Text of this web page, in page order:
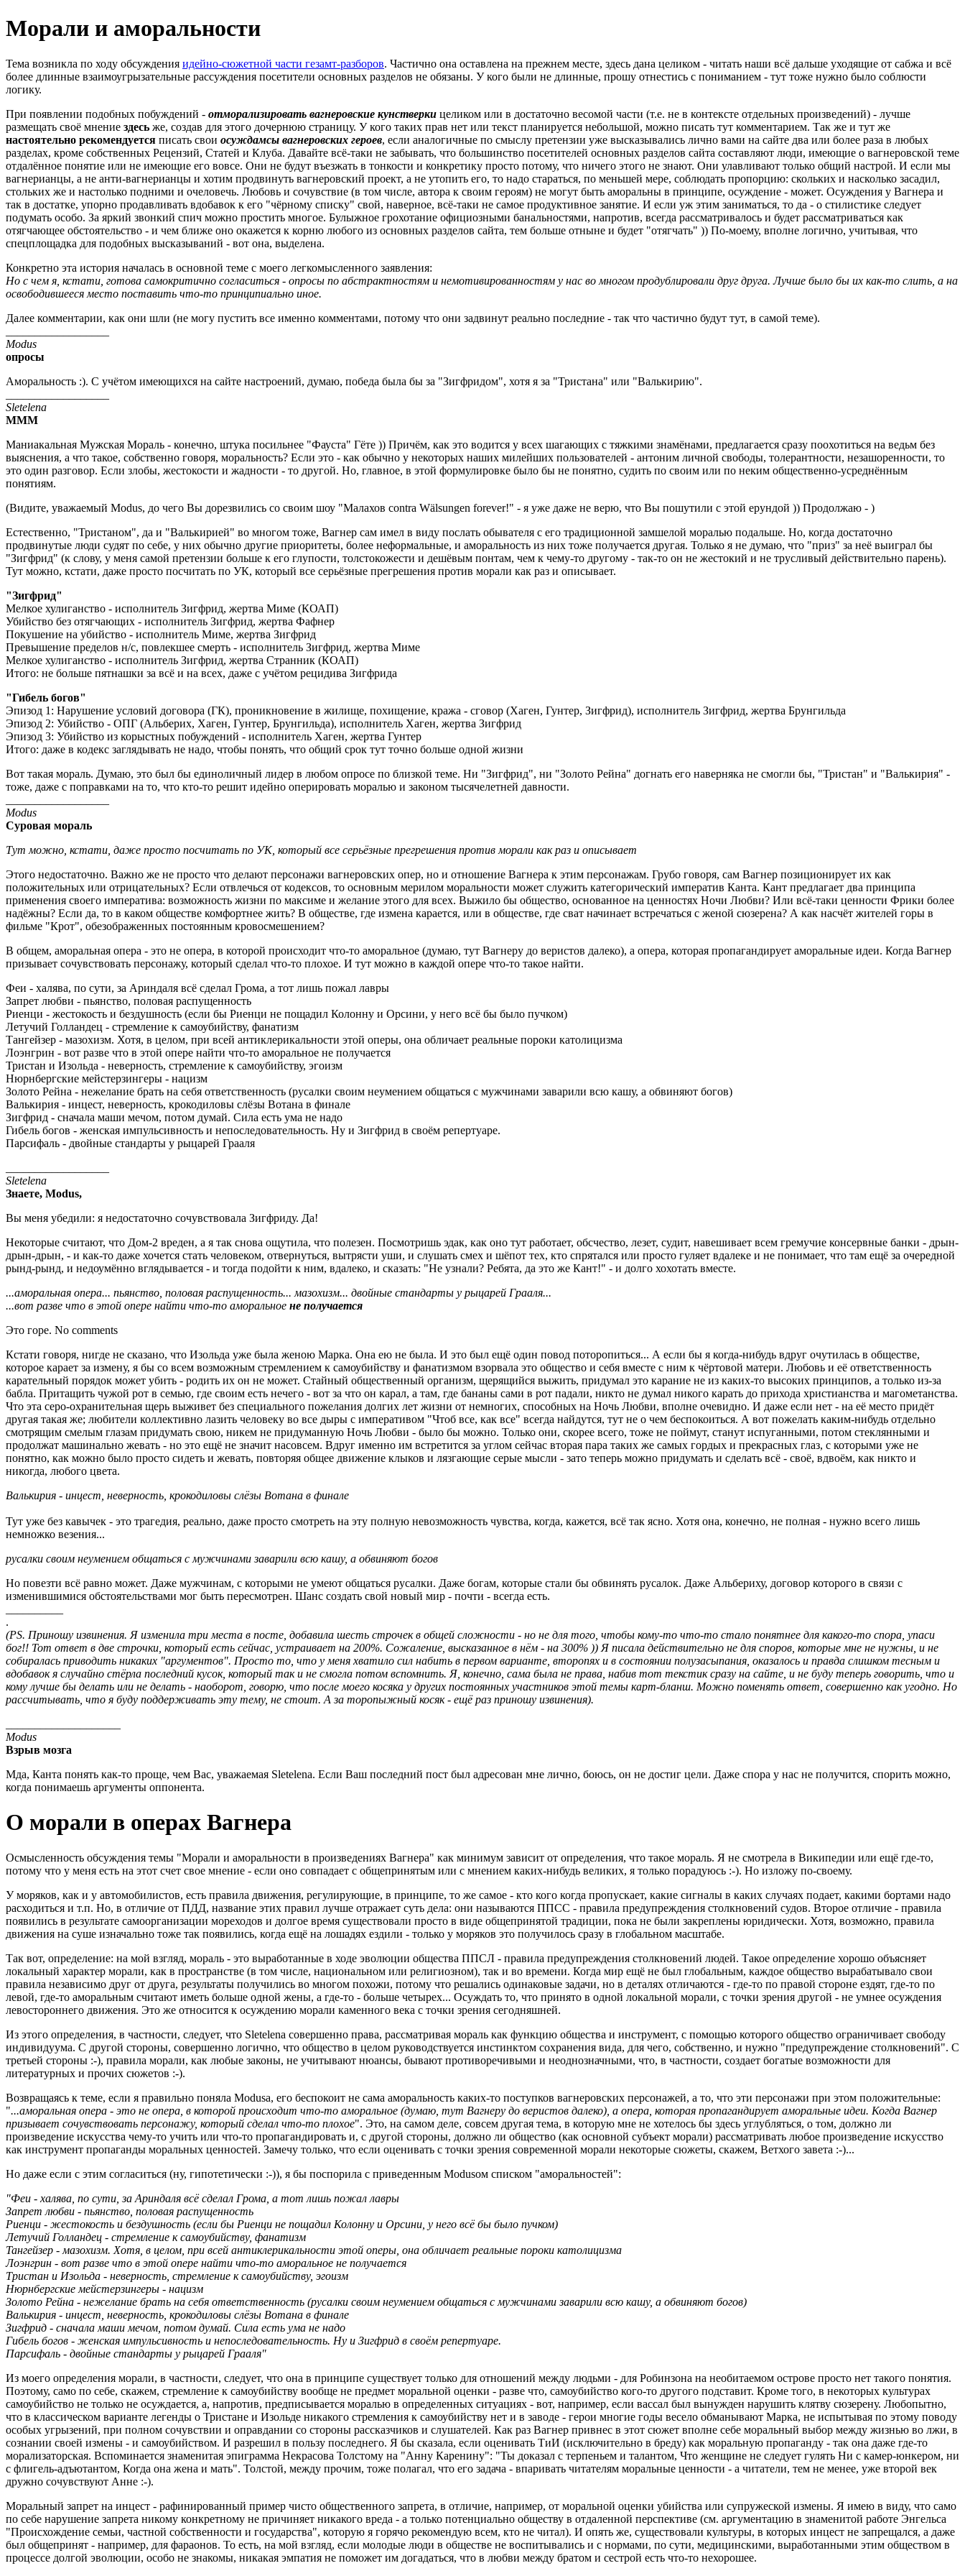
Морали и аморальности
Тема возникла по ходу обсуждения идейно-сюжетной части гезамт-разборов. Частично она оставлена на прежнем месте, здесь дана целиком - читать наши всё дальше уходящие от сабжа и всё
более длинные взаимоугрызательные рассуждения посетители основных разделов не обязаны. У кого были не длинные, прошу отнестись с пониманием - тут тоже нужно было соблюсти
логику.
При появлении подобных побуждений - отморализировать вагнеровские кунстверки целиком или в достаточно весомой части (т.е. не в контексте отдельных произведений) - лучше
размещать своё мнение здесь же, создав для этого дочернюю страницу. У кого таких прав нет или текст планируется небольшой, можно писать тут комментарием. Так же и тут же
настоятельно рекомендуется писать свои осуждамсы вагнеровских героев, если аналогичные по смыслу претензии уже высказывались лично вами на сайте два или более раза в любых
разделах, кроме собственных Рецензий, Статей и Клуба. Давайте всё-таки не забывать, что большинство посетителей основных разделов сайта составляют люди, имеющие о вагнеровской теме
отдалённое понятие или не имеющие его вовсе. Они не будут въезжать в тонкости и конкретику просто потому, что ничего этого не знают. Они улавливают только общий настрой. И если мы
вагнерианцы, а не анти-вагнерианцы и хотим продвинуть вагнеровский проект, а не утопить его, то надо стараться, по меньшей мере, соблюдать пропорцию: скольких и насколько засадил,
стольких же и настолько подними и очеловечь. Любовь и сочувствие (в том числе, автора к своим героям) не могут быть аморальны в принципе, осуждение - может. Осуждения у Вагнера и
так в достатке, упорно продавливать вдобавок к его "чёрному списку" свой, наверное, всё-таки не самое продуктивное занятие. И если уж этим заниматься, то да - о стилистике следует
подумать особо. За яркий звонкий спич можно простить многое. Булыжное грохотание официозными банальностями, напротив, всегда рассматривалось и будет рассматриваться как
отягчающее обстоятельство - и чем ближе оно окажется к корню любого из основных разделов сайта, тем больше отныне и будет "отягчать" )) По-моему, вполне логично, учитывая, что
спецплощадка для подобных высказываний - вот она, выделена.
Конкретно эта история началась в основной теме с моего легкомысленного заявления:
Но с чем я, кстати, готова самокритично согласиться - опросы по абстрактностям и немотивированностям у нас во многом продублировали друг друга. Лучше было бы их как-то слить, а на
освободившееся место поставить что-то принципиально иное.
Далее комментарии, как они шли (не могу пустить все именно комментами, потому что они задвинут реально последние - так что частично будут тут, в самой теме).
Modus
опросы
Аморальность :). С учётом имеющихся на сайте настроений, думаю, победа была бы за "Зигфридом", хотя я за "Тристана" или "Валькирию".
Sletelena
МММ
Маниакальная Мужская Мораль - конечно, штука посильнее "Фауста" Гёте )) Причём, как это водится у всех шагающих с тяжкими знамёнами, предлагается сразу поохотиться на ведьм без
выяснения, а что такое, собственно говоря, моральность? Если это - как обычно у некоторых наших милейших пользователей - антоним личной свободы, толерантности, незашоренности, то
это один разговор. Если злобы, жестокости и жадности - то другой. Но, главное, в этой формулировке было бы не понятно, судить по своим или по неким общественно-усреднённым
понятиям.
(Видите, уважаемый Modus, до чего Вы дорезвились со своим шоу "Малахов contra Wälsungen forever!" - я уже даже не верю, что Вы пошутили с этой ерундой )) Продолжаю - )
Естественно, "Тристаном", да и "Валькирией" во многом тоже, Вагнер сам имел в виду послать обывателя с его традиционной замшелой моралью подальше. Но, когда достаточно
продвинутые люди судят по себе, у них обычно другие приоритеты, более неформальные, и аморальность из них тоже получается другая. Только я не думаю, что "приз" за неё выиграл бы
"Зигфрид" (к слову, у меня самой претензии больше к его глупости, толстокожести и дешёвым понтам, чем к чему-то другому - так-то он не жестокий и не трусливый действительно парень).
Тут можно, кстати, даже просто посчитать по УК, который все серьёзные прегрешения против морали как раз и описывает.
"Зигфрид"
Мелкое хулиганство - исполнитель Зигфрид, жертва Миме (КОАП)
Убийство без отягчающих - исполнитель Зигфрид, жертва Фафнер
Покушение на убийство - исполнитель Миме, жертва Зигфрид
Превышение пределов н/с, повлекшее смерть - исполнитель Зигфрид, жертва Миме
Мелкое хулиганство - исполнитель Зигфрид, жертва Странник (КОАП)
Итого: не больше пятнашки за всё и на всех, даже с учётом рецидива Зигфрида
"Гибель богов"
Эпизод 1: Нарушение условий договора (ГК), проникновение в жилище, похищение, кража - сговор (Хаген, Гунтер, Зигфрид), исполнитель Зигфрид, жертва Брунгильда
Эпизод 2: Убийство - ОПГ (Альберих, Хаген, Гунтер, Брунгильда), исполнитель Хаген, жертва Зигфрид
Эпизод 3: Убийство из корыстных побуждений - исполнитель Хаген, жертва Гунтер
Итого: даже в кодекс заглядывать не надо, чтобы понять, что общий срок тут точно больше одной жизни
Вот такая мораль. Думаю, это был бы единоличный лидер в любом опросе по близкой теме. Ни "Зигфрид", ни "Золото Рейна" догнать его наверняка не смогли бы, "Тристан" и "Валькирия" -
тоже, даже с поправками на то, что кто-то решит идейно оперировать моралью и законом тысячелетней давности.
Modus
Суровая мораль
Тут можно, кстати, даже просто посчитать по УК, который все серьёзные прегрешения против морали как раз и описывает
Этого недостаточно. Важно же не просто что делают персонажи вагнеровских опер, но и отношение Вагнера к этим персонажам. Грубо говоря, сам Вагнер позиционирует их как
положительных или отрицательных? Если отвлечься от кодексов, то основным мерилом моральности может служить категорический императив Канта. Кант предлагает два принципа
применения своего императива: возможность жизни по максиме и желание этого для всех. Выжило бы общество, основанное на ценностях Ночи Любви? Или всё-таки ценности Фрики более
надёжны? Если да, то в каком обществе комфортнее жить? В обществе, где измена карается, или в обществе, где сват начинает встречаться с женой сюзерена? А как насчёт жителей горы в
фильме "Крот", обезображенных постоянным кровосмешением?
В общем, аморальная опера - это не опера, в которой происходит что-то аморальное (думаю, тут Вагнеру до веристов далеко), а опера, которая пропагандирует аморальные идеи. Когда Вагнер
призывает сочувствовать персонажу, который сделал что-то плохое. И тут можно в каждой опере что-то такое найти.
Феи - халява, по сути, за Ариндаля всё сделал Грома, а тот лишь пожал лавры
Запрет любви - пьянство, половая распущенность
Риенци - жестокость и бездушность (если бы Риенци не пощадил Колонну и Орсини, у него всё бы было пучком)
Летучий Голландец - стремление к самоубийству, фанатизм
Тангейзер - мазохизм. Хотя, в целом, при всей антиклерикальности этой оперы, она обличает реальные пороки католицизма
Лоэнгрин - вот разве что в этой опере найти что-то аморальное не получается
Тристан и Изольда - неверность, стремление к самоубийству, эгоизм
Нюрнбергские мейстерзингеры - нацизм
Золото Рейна - нежелание брать на себя ответственность (русалки своим неумением общаться с мужчинами заварили всю кашу, а обвиняют богов)
Валькирия - инцест, неверность, крокодиловы слёзы Вотана в финале
Зигфрид - сначала маши мечом, потом думай. Сила есть ума не надо
Гибель богов - женская импульсивность и непоследовательность. Ну и Зигфрид в своём репертуаре.
Парсифаль - двойные стандарты у рыцарей Грааля
Sletelena
Знаете, Modus,
Вы меня убедили: я недостаточно сочувствовала Зигфриду. Да!
Некоторые считают, что Дом-2 вреден, а я так снова ощутила, что полезен. Посмотришь эдак, как оно тут работает, обсчество, лезет, судит, навешивает всем гремучие консервные банки - дрын-
дрын-дрын, - и как-то даже хочется стать человеком, отвернуться, вытрясти уши, и слушать смех и шёпот тех, кто спрятался или просто гуляет вдалеке и не понимает, что там ещё за очередной
рынд-рынд, и недоумённо вглядывается - и тогда подойти к ним, вдалеко, и сказать: "Не узнали? Ребята, да это же Кант!" - и долго хохотать вместе.
...аморальная опера... пьянство, половая распущенность... мазохизм... двойные стандарты у рыцарей Грааля...
...вот разве что в этой опере найти что-то аморальное не получается
Это горе. No comments
Кстати говоря, нигде не сказано, что Изольда уже была женою Марка. Она ею не была. И это был ещё один повод поторопиться... А если бы я когда-нибудь вдруг очутилась в обществе,
которое карает за измену, я бы со всем возможным стремлением к самоубийству и фанатизмом взорвала это общество и себя вместе с ним к чёртовой матери. Любовь и её ответственность
карательный порядок может убить - родить их он не может. Стайный общественный организм, щерящийся выжить, придумал это карание не из каких-то высоких принципов, а только из-за
бабла. Притащить чужой рот в семью, где своим есть нечего - вот за что он карал, а там, где бананы сами в рот падали, никто не думал никого карать до прихода христианства и магометанства.
Что эта серо-охранительная щерь выживет без специального пожелания долгих лет жизни от немногих, способных на Ночь Любви, вполне очевидно. И даже если нет - на её место придёт
другая такая же; любители коллективно лазить человеку во все дыры с императивом "Чтоб все, как все" всегда найдутся, тут не о чем беспокоиться. А вот пожелать каким-нибудь отдельно
смотрящим смелым глазам придумать свою, никем не придуманную Ночь Любви - было бы можно. Только они, скорее всего, тоже не поймут, станут испуганными, потом стеклянными и
продолжат машинально жевать - но это ещё не значит насовсем. Вдруг именно им встретится за углом сейчас вторая пара таких же самых гордых и прекрасных глаз, с которыми уже не
понятно, как можно было просто сидеть и жевать, повторяя общее движение клыков и лязгающие серые мысли - зато теперь можно придумать и сделать всё - своё, вдвоём, как никто и
никогда, любого цвета.
Валькирия - инцест, неверность, крокодиловы слёзы Вотана в финале
Тут уже без кавычек - это трагедия, реально, даже просто смотреть на эту полную невозможность чувства, когда, кажется, всё так ясно. Хотя она, конечно, не полная - нужно всего лишь
немножко везения...
русалки своим неумением общаться с мужчинами заварили всю кашу, а обвиняют богов
Но повезти всё равно может. Даже мужчинам, с которыми не умеют общаться русалки. Даже богам, которые стали бы обвинять русалок. Даже Альбериху, договор которого в связи с
изменившимися обстоятельствами мог быть пересмотрен. Шанс создать свой новый мир - почти - всегда есть.
.
(PS. Приношу извинения. Я изменила три места в посте, добавила шесть строчек в общей сложности - но не для того, чтобы кому-то что-то стало понятнее для какого-то спора, упаси
бог!! Тот ответ в две строчки, который есть сейчас, устраивает на 200%. Сожаление, высказанное в нём - на 300% )) Я писала действительно не для споров, которые мне не нужны, и не
собиралась приводить никаких "аргументов". Просто то, что у меня хватило сил набить в первом варианте, второпях и в состоянии полузасыпания, оказалось и правда слишком тесным и
вдобавок я случайно стёрла последний кусок, который так и не смогла потом вспомнить. Я, конечно, сама была не права, набив тот текстик сразу на сайте, и не буду теперь говорить, что и
кому лучше бы делать или не делать - наоборот, говорю, что после моего косяка у других постоянных участников этой темы карт-бланш. Можно поменять ответ, совершенно как угодно. Но
рассчитывать, что я буду поддерживать эту тему, не стоит. А за торопыжный косяк - ещё раз приношу извинения).
Modus
Взрыв мозга
Мда, Канта понять как-то проще, чем Вас, уважаемая Sletelena. Если Ваш последний пост был адресован мне лично, боюсь, он не достиг цели. Даже спора у нас не получится, спорить можно,
когда понимаешь аргументы оппонента.
О морали в операх Вагнера
Осмысленность обсуждения темы "Морали и аморальности в произведениях Вагнера" как минимум зависит от определения, что такое мораль. Я не смотрела в Википедии или ещё где-то,
потому что у меня есть на этот счет свое мнение - если оно совпадает с общепринятым или с мнением каких-нибудь великих, я только порадуюсь :-). Но изложу по-своему.
У моряков, как и у автомобилистов, есть правила движения, регулирующие, в принципе, то же самое - кто кого когда пропускает, какие сигналы в каких случаях подает, какими бортами надо
расходиться и т.п. Но, в отличие от ПДД, название этих правил лучше отражает суть дела: они называются ППСС - правила предупреждения столкновений судов. Второе отличие - правила
появились в результате самоорганизации мореходов и долгое время существовали просто в виде общепринятой традиции, пока не были закреплены юридически. Хотя, возможно, правила
движения на суше изначально тоже так появились, когда ещё на лошадях ездили - только у моряков это получилось сразу в глобальном масштабе.
Так вот, определение: на мой взгляд, мораль - это выработанные в ходе эволюции общества ППСЛ - правила предупреждения столкновений людей. Такое определение хорошо объясняет
локальный характер морали, как в пространстве (в том числе, национальном или религиозном), так и во времени. Когда мир ещё не был глобальным, каждое общество вырабатывало свои
правила независимо друг от друга, результаты получились во многом похожи, потому что решались одинаковые задачи, но в деталях отличаются - где-то по правой стороне ездят, где-то по
левой, где-то аморальным считают иметь больше одной жены, а где-то - больше четырех... Осуждать то, что принято в одной локальной морали, с точки зрения другой - не умнее осуждения
левостороннего движения. Это же относится к осуждению морали каменного века с точки зрения сегодняшней.
Из этого определения, в частности, следует, что Sletelena совершенно права, рассматривая мораль как функцию общества и инструмент, с помощью которого общество ограничивает свободу
индивидуума. С другой стороны, совершенно логично, что общество в целом руководствуется инстинктом сохранения вида, для чего, собственно, и нужно "предупреждение столкновений". С
третьей стороны :-), правила морали, как любые законы, не учитывают нюансы, бывают противоречивыми и неоднозначными, что, в частности, создает богатые возможности для
литературных и прочих сюжетов :-).
Возвращаясь к теме, если я правильно поняла Modusа, его беспокоит не сама аморальность каких-то поступков вагнеровских персонажей, а то, что эти персонажи при этом положительные:
"...аморальная опера - это не опера, в которой происходит что-то аморальное (думаю, тут Вагнеру до веристов далеко), а опера, которая пропагандирует аморальные идеи. Когда Вагнер
призывает сочувствовать персонажу, который сделал что-то плохое". Это, на самом деле, совсем другая тема, в которую мне не хотелось бы здесь углубляться, о том, должно ли
произведение искусства чему-то учить или что-то пропагандировать и, с другой стороны, должно ли общество (как основной субъект морали) рассматривать любое произведение искусство
как инструмент пропаганды моральных ценностей. Замечу только, что если оценивать с точки зрения современной морали некоторые сюжеты, скажем, Ветхого завета :-)...
Но даже если с этим согласиться (ну, гипотетически :-)), я бы поспорила с приведенным Modusом списком "аморальностей":
"Феи - халява, по сути, за Ариндаля всё сделал Грома, а тот лишь пожал лавры
Запрет любви - пьянство, половая распущенность
Риенци - жестокость и бездушность (если бы Риенци не пощадил Колонну и Орсини, у него всё бы было пучком)
Летучий Голландец - стремление к самоубийству, фанатизм
Тангейзер - мазохизм. Хотя, в целом, при всей антиклерикальности этой оперы, она обличает реальные пороки католицизма
Лоэнгрин - вот разве что в этой опере найти что-то аморальное не получается
Тристан и Изольда - неверность, стремление к самоубийству, эгоизм
Нюрнбергские мейстерзингеры - нацизм
Золото Рейна - нежелание брать на себя ответственность (русалки своим неумением общаться с мужчинами заварили всю кашу, а обвиняют богов)
Валькирия - инцест, неверность, крокодиловы слёзы Вотана в финале
Зигфрид - сначала маши мечом, потом думай. Сила есть ума не надо
Гибель богов - женская импульсивность и непоследовательность. Ну и Зигфрид в своём репертуаре.
Парсифаль - двойные стандарты у рыцарей Грааля"
Из моего определения морали, в частности, следует, что она в принципе существует только для отношений между людьми - для Робинзона на необитаемом острове просто нет такого понятия.
Поэтому, само по себе, скажем, стремление к самоубийству вообще не предмет моральной оценки - разве что, самоубийство кого-то другого подставит. Кроме того, в некоторых культурах
самоубийство не только не осуждается, а, напротив, предписывается моралью в определенных ситуациях - вот, например, если вассал был вынужден нарушить клятву сюзерену. Любопытно,
что в классическом варианте легенды о Тристане и Изольде никакого стремления к самоубийству нет и в заводе - герои многие годы весело обманывают Марка, не испытывая по этому поводу
особых угрызений, при полном сочувствии и оправдании со стороны рассказчиков и слушателей. Как раз Вагнер привнес в этот сюжет вполне себе моральный выбор между жизнью во лжи, в
сознании своей измены - и самоубийством. И разрешил в пользу последнего. Я бы сказала, если оценивать ТиИ (исключительно в бреду) как моральную пропаганду - так она даже где-то
морализаторская. Вспоминается знаменитая эпиграмма Некрасова Толстому на "Анну Каренину": "Ты доказал с терпеньем и талантом, Что женщине не следует гулять Ни с камер-юнкером, ни
с флигель-адъютантом, Когда она жена и мать". Толстой, между прочим, тоже полагал, что его задача - впаривать читателям моральные ценности - а читатели, тем не менее, уже второй век
дружно сочувствуют Анне :-).
Моральный запрет на инцест - рафинированный пример чисто общественного запрета, в отличие, например, от моральной оценки убийства или супружеской измены. Я имею в виду, что само
по себе нарушение запрета никому конкретному не причиняет никакого вреда - а только потенциально обществу в отдаленной перспективе (см. аргументацию в знаменитой работе Энгельса
"Происхождение семьи, частной собственности и государства", которую я горячо рекомендую всем, кто не читал). И опять же, существовали культуры, в которых инцест не запрещался, а даже
был общепринят - например, для фараонов. То есть, на мой взгляд, если молодые люди в обществе не воспитывались и с нормами, по сути, медицинскими, выработанными этим обществом в
процессе долгой эволюции, особо не знакомы, никакая эмпатия не поможет им догадаться, что в любви между братом и сестрой есть что-то нехорошее.